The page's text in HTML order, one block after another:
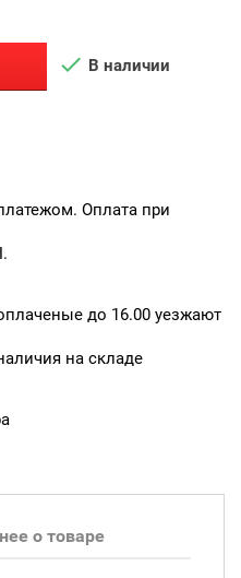
 В наличии
Оплата при
до 16.00 уезжают
на складе
о товаре